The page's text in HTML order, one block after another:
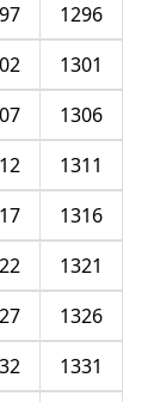
1296
1301
1306
1311
1316
1321
1326
1331